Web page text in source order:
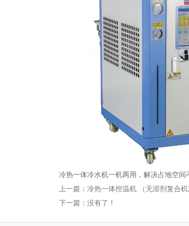
冷热一体冷水机一机两用，解决占地空间
上一篇： 冷热一体控温机 （无溶剂复合
下一篇：没有了！